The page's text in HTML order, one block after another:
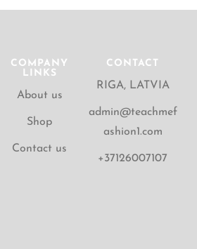
COMPANY
LINKS
About us
Shop
Contact us
CONTACT
RIGA, LATVIA
admin@teachmef
ashion1.com
+37126007107